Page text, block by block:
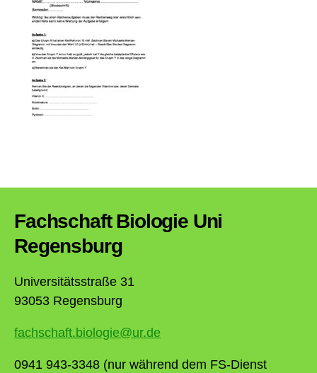
Fachschaft Biologie Uni
Regensburg
Universitätsstraße 31
93053 Regensburg
fachschaft.biologie@ur.de
0941 943-3348 (nur während dem FS-Dienst